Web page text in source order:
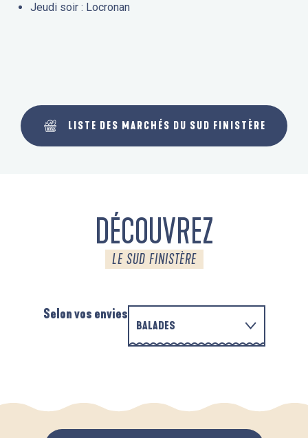
Jeudi soir : Locronan
LISTE DES MARCHÉS DU SUD FINISTÈRE
DÉCOUVREZ
LE SUD FINISTÈRE
Selon vos envies
BALADES
QUAND IL PLEUT
PARCOURS D'INTERPRÉTATION DE L'ANSE